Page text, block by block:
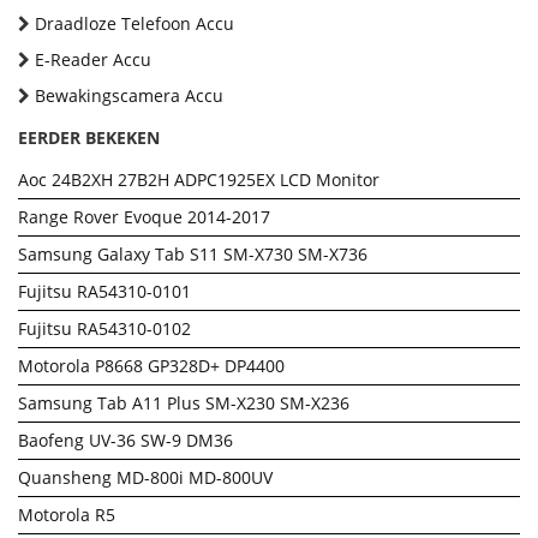
Draadloze Telefoon Accu
E-Reader Accu
Bewakingscamera Accu
EERDER BEKEKEN
Aoc 24B2XH 27B2H ADPC1925EX LCD Monitor
Range Rover Evoque 2014-2017
Samsung Galaxy Tab S11 SM-X730 SM-X736
Fujitsu RA54310-0101
Fujitsu RA54310-0102
Motorola P8668 GP328D+ DP4400
Samsung Tab A11 Plus SM-X230 SM-X236
Baofeng UV-36 SW-9 DM36
Quansheng MD-800i MD-800UV
Motorola R5